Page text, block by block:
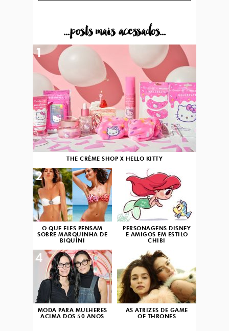
...posts mais acessados...
THE CRÈME SHOP X HELLO KITTY
1
O QUE ELES PENSAM
SOBRE MARQUINHA DE
BIQUÍNI
2
PERSONAGENS DISNEY
E AMIGOS EM ESTILO
CHIBI
3
MODA PARA MULHERES
ACIMA DOS 50 ANOS
4
AS ATRIZES DE GAME
OF THRONES